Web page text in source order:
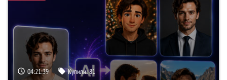
04:21:38 Купили:81